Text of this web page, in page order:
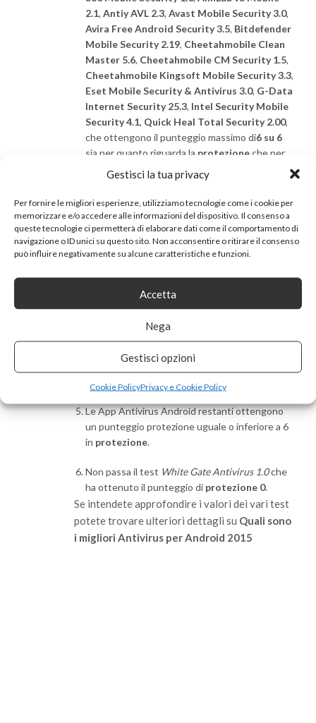
Gestisci la tua privacy
Per fornire le migliori esperienze, utilizziamo tecnologie come i cookie per
memorizzare e/o accedere alle informazioni del dispositivo. Il consenso a
queste tecnologie ci permetterà di elaborare dati come il comportamento di
navigazione o ID unici su questo sito. Non acconsentire o ritirare il consenso
può influire negativamente su alcune caratteristiche e funzioni.
Accetta
Nega
Gestisci opzioni
Cookie PolicyPrivacy e Cookie Policy
2.1, Antiy AVL 2.3, Avast Mobile Security 3.0,
Avira Free Android Security 3.5, Bitdefender
Mobile Security 2.19, Cheetahmobile Clean
Master 5.6, Cheetahmobile CM Security 1.5,
Cheetahmobile Kingsoft Mobile Security 3.3,
Eset Mobile Security & Antivirus 3.0, G-Data
Internet Security 25.3, Intel Security Mobile
Security 4.1, Quick Heal Total Security 2.00,
che ottengono il punteggio massimo di6 su 6
sia per quanto riguarda la protezioneche per
usabilità.
In seconda posizione troviamo a parimerito
Secure Mobile Security 9.2eTrend Micro
Mobile Security 5.0che hanno ottenuto come
punteggio diprotezione 6su 6 e come
punteggio diusabilità 5.5su 6.
In terza posizione c’è
Security 3.8ottengono6 per protezione e 4
per usabilità
Le App Antivirus Android restanti ottengono
un punteggio protezione uguale o inferiore a 6
in protezione.
Non passa il test White Gate Antivirus 1.0che
ha ottenuto il punteggio di protezione 0.
Se intendete approfondire i valori dei vari test
potete trovare ulteriori dettagli su Quali sono
i migliori Antivirus per Android 2015